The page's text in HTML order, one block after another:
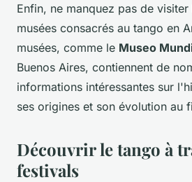
Enfin, ne manquez pas de
musées consacrés au tango en
musées, comme le Museo
Buenos Aires, contiennent de
informations intéressantes sur
ses origines et son évolution au
Découvrir le tango à
festivals